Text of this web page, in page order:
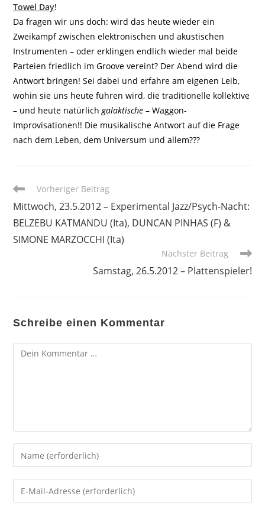
Towel Day!
Da fragen wir uns doch: wird das heute wieder ein
Zweikampf zwischen elektronischen und akustischen
Instrumenten – oder erklingen endlich wieder mal beide
Parteien friedlich im Groove vereint? Der Abend wird die
Antwort bringen! Sei dabei und erfahre am eigenen Leib,
wohin sie uns heute führen wird, die traditionelle kollektive
– und heute natürlichgalaktische – Waggon-
Improvisationen!! Die musikalische Antwort auf die Frage
nach dem Leben, dem Universum und allem???
Weitere
ansehen
Vorheriger Beitrag
Mittwoch, 23.5.2012 – Experimental Jazz/Psych-Nacht:
BELZEBU KATMANDU (Ita), DUNCAN PINHAS (F) &
SIMONE MARZOCCHI (Ita)
Nächster Beitrag
Samstag, 26.5.2012 – Plattenspieler!
Schreibe einen Kommentar
Kommentar
Gib
deinen
Namen
oder
Gib
deine